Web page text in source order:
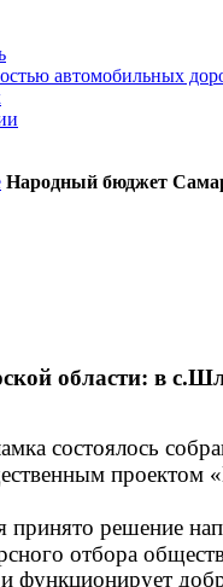
автомобильных
Народный бюджет
области: в
состоялось
проектом
решение
отбора
функционирует